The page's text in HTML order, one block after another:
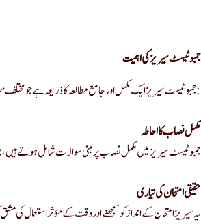
جمبو ٹیسٹ سیریز کی اہمیت
جمبو ٹیسٹ سیریز ایک مکمل اور جامع مطالعہ کا ذریعہ ہے جو مختلف موضوعات اور سوالات پر مبنی ہوتی ہے۔ اس کی اہمیت درج ذیل نکات میں بیان کی جا سکتی ہے:
مکمل نصاب کا احاطہ
جمبو ٹیسٹ سیریز میں مکمل نصاب پر مبنی سوالات شامل ہوتے ہیں،
حقیقی امتحان کی تیاری
یہ سیریز امتحان کے انداز کو سمجھنے اور وقت کے مؤثر استعمال کی